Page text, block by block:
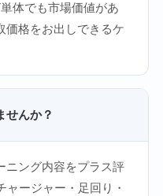
体でも市場価値があ
価格をお出しできるケ
せんか？
ニング内容をプラス評
ージャー・足回り・